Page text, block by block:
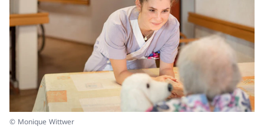
© Monique Wittwer